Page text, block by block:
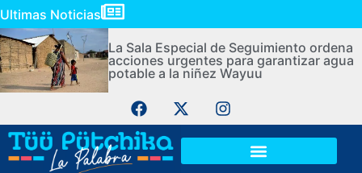
Ultimas Noticias
La Sala Especial de Seguimiento ordena
acciones urgentes para garantizar agua
potable a la niñez Wayuu